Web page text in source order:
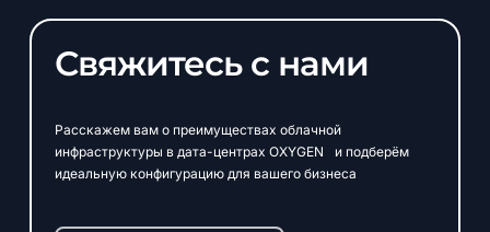
Свяжитесь с нами
Расскажем вам о преимуществах облачной
инфраструктуры в дата-центрах OXYGEN и подберём
идеальную конфигурацию для вашего бизнеса